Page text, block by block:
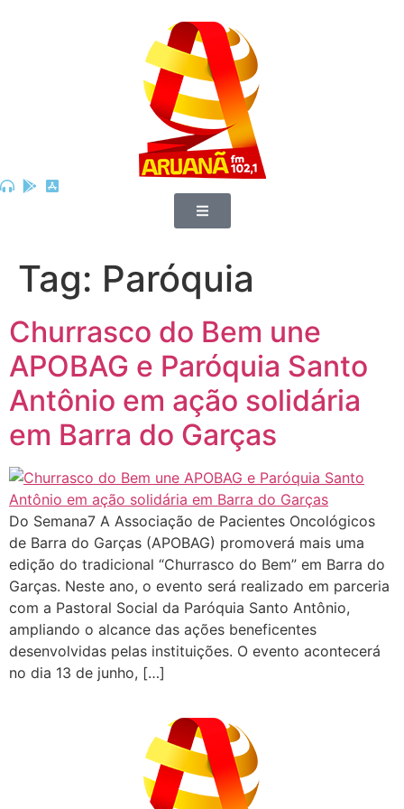
Tag: Paróquia
Churrasco do Bem une
APOBAG e Paróquia Santo
Antônio em ação solidária
em Barra do Garças
Do Semana7 A Associação de Pacientes Oncológicos
de Barra do Garças (APOBAG) promoverá mais uma
edição do tradicional “Churrasco do Bem” em Barra do
Garças. Neste ano, o evento será realizado em parceria
com a Pastoral Social da Paróquia Santo Antônio,
ampliando o alcance das ações beneficentes
desenvolvidas pelas instituições. O evento acontecerá
no dia 13 de junho, […]